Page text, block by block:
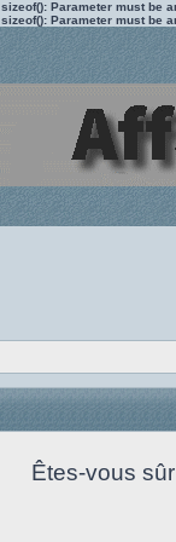
sizeof(): Parameter must be
sizeof(): Parameter must be
Êtes-vous